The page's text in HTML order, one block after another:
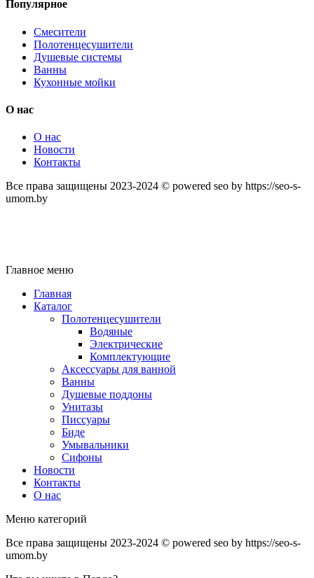
Популярное
Смесители
Полотенцесушители
Душевые системы
Ванны
Кухонные мойки
О нас
О нас
Новости
Контакты
Все права защищены 2023-2024 © powered seo by https://seo-s-
umom.by
Главное меню
Главная
Каталог
Полотенцесушители
Водяные
Электрические
Комплектующие
Аксессуары для ванной
Ванны
Душевые поддоны
Унитазы
Писсуары
Биде
Умывальники
Сифоны
Новости
Контакты
О нас
Меню категорий
Все права защищены 2023-2024 © powered seo by https://seo-s-
umom.by